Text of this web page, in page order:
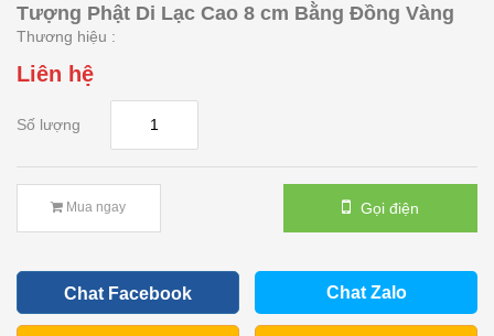
Tượng Phật Di Lạc Cao 8 cm Bằng Đồng Vàng
Thương hiệu :
Liên hệ
Số lượng
Mua ngay Gọi điện
Chat Facebook Chat Zalo